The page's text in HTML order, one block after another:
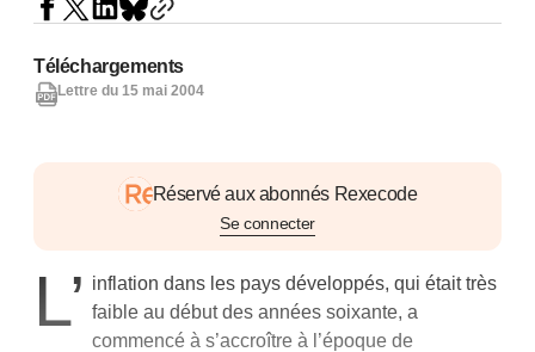
Réservé aux abonnés Rexecode
Se connecter
L’ inflation dans les pays développés, qui était très
faible au début des années soixante, a
commencé à s’accroître à l’époque de
Téléchargements
Lettre du 15 mai 2004